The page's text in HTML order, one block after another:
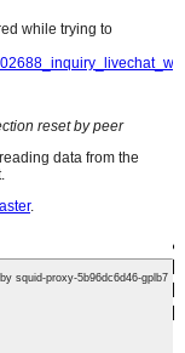
صامولة مربعة:
يُوفر
احتمالية دورانه
الحاملة للأحمال.
التشغيل الثقيلة،